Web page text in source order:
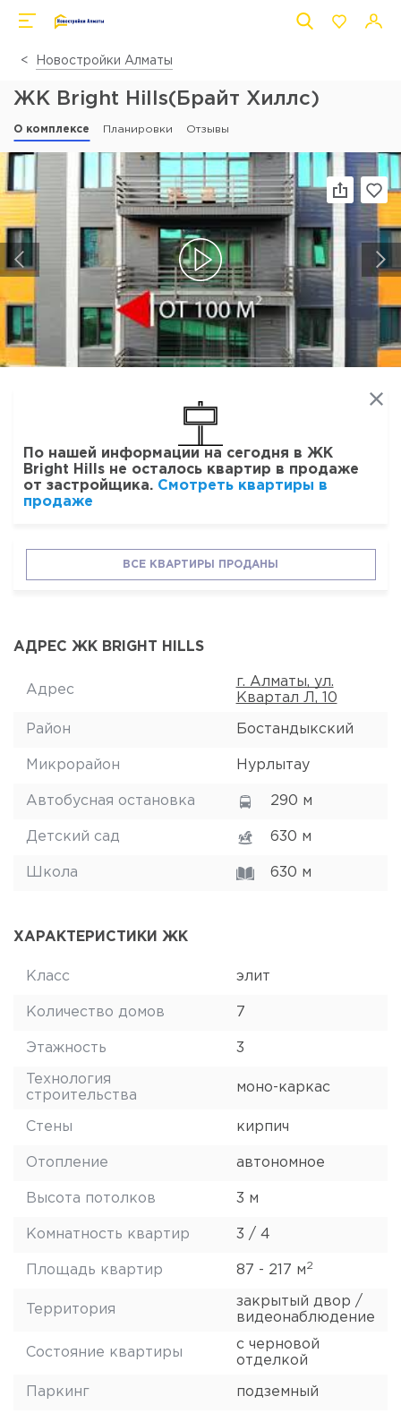
Новостройки Алматы
ЖК Bright Hills(Брайт Хиллс)
О комплексе Планировки Отзывы
По нашей информации на сегодня в ЖК
Bright Hills не осталось квартир в продаже
от застройщика. Смотреть квартиры в
продаже
ВСЕ КВАРТИРЫ ПРОДАНЫ
АДРЕС ЖК BRIGHT HILLS
Адрес
г. Алматы, ул.
Квартал Л, 10
Район Бостандыкский
Микрорайон Нурлытау
Автобусная остановка 290 м
Детский сад 630 м
Школа 630 м
ХАРАКТЕРИСТИКИ ЖК
Класс элит
Количество домов 7
Этажность 3
Технология
строительства
моно-каркас
Стены кирпич
Отопление автономное
Высота потолков 3 м
Комнатность квартир 3 / 4
Площадь квартир 87 - 217 м2
Территория
закрытый двор /
видеонаблюдение
Состояние квартиры
с черновой
отделкой
Паркинг подземный